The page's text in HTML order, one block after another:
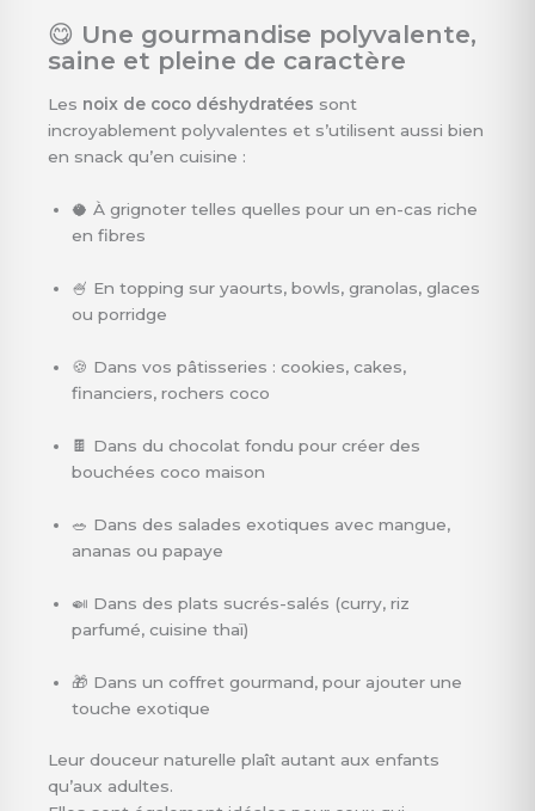
😋 Une gourmandise polyvalente,
saine et pleine de caractère
Les noix de coco déshydratées sont
incroyablement polyvalentes et s’utilisent aussi bien
en snack qu’en cuisine :
🥥 À grignoter telles quelles pour un en-cas riche
en fibres
🍧 En topping sur yaourts, bowls, granolas, glaces
ou porridge
🍪 Dans vos pâtisseries : cookies, cakes,
financiers, rochers coco
🍫 Dans du chocolat fondu pour créer des
bouchées coco maison
🥗 Dans des salades exotiques avec mangue,
ananas ou papaye
🍛 Dans des plats sucrés-salés (curry, riz
parfumé, cuisine thaï)
🎁 Dans un coffret gourmand, pour ajouter une
touche exotique
Leur douceur naturelle plaît autant aux enfants
qu’aux adultes.